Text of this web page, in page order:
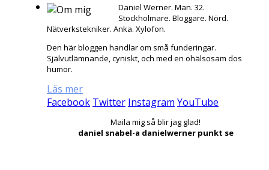
Daniel Werner. Man. 32.
Stockholmare. Bloggare. Nörd.
Nätverkstekniker. Anka. Xylofon.
Den här bloggen handlar om små funderingar.
Självutlämnande, cyniskt, och med en ohälsosam dos
humor.
Läs mer
Facebook Twitter Instagram YouTube
Maila mig så blir jag glad!
daniel snabel-a danielwerner punkt se